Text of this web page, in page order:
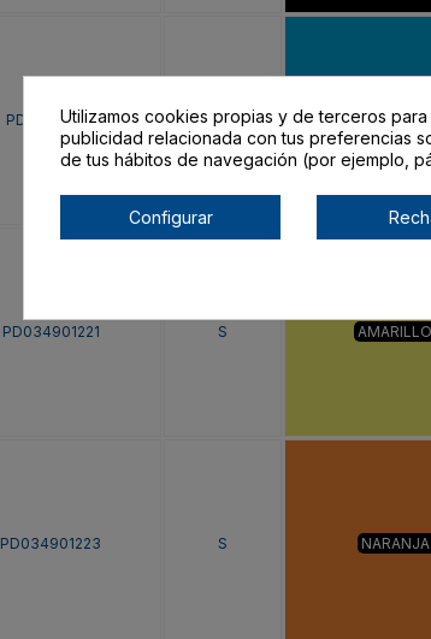
PD03490112 S
PD034901221 S
PD034901223 S
Utilizamos cookies propias y de terceros
publicidad relacionada con tus preferencias
de tus hábitos de navegación (por ejemplo,
Configurar